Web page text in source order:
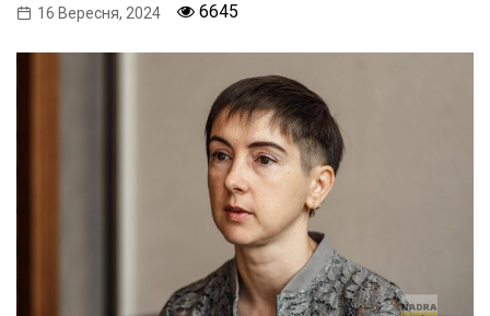
16 Вересня, 2024 6645